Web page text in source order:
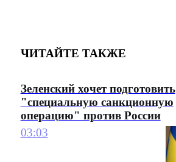
ЧИТАЙТЕ ТАКЖЕ
Зеленский хочет подготовить
"специальную санкционную
операцию" против России
03:03